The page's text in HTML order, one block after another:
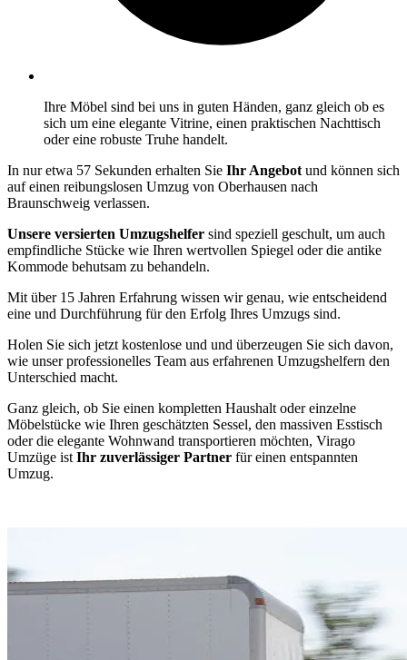
Ihre Möbel sind bei uns in guten Händen, ganz gleich ob es
sich um eine elegante Vitrine, einen praktischen Nachttisch
oder eine robuste Truhe handelt.
In nur etwa 57 Sekunden erhalten Sie Ihr Angebot und können sich
auf einen reibungslosen Umzug von Oberhausen nach
Braunschweig verlassen.
Unsere versierten Umzugshelfer sind speziell geschult, um auch
empfindliche Stücke wie Ihren wertvollen Spiegel oder die antike
Kommode behutsam zu behandeln.
Mit über 15 Jahren Erfahrung wissen wir genau, wie entscheidend
eine und Durchführung für den Erfolg Ihres Umzugs sind.
Holen Sie sich jetzt kostenlose und und überzeugen Sie sich davon,
wie unser professionelles Team aus erfahrenen Umzugshelfern den
Unterschied macht.
Ganz gleich, ob Sie einen kompletten Haushalt oder einzelne
Möbelstücke wie Ihren geschätzten Sessel, den massiven Esstisch
oder die elegante Wohnwand transportieren möchten, Virago
Umzüge ist Ihr zuverlässiger Partner für einen entspannten
Umzug.